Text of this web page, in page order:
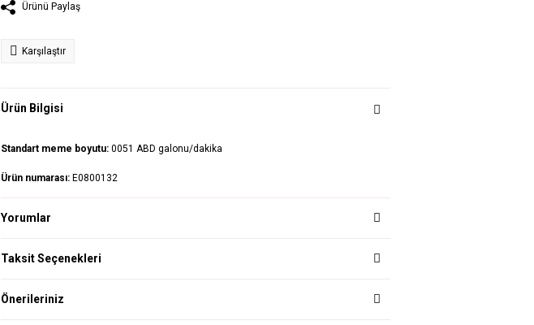
Ürünü Paylaş
Karşılaştır
Ürün Bilgisi
Standart meme boyutu: 0051 ABD galonu/dakika
Ürün numarası: E0800132
Yorumlar
Taksit Seçenekleri
Önerileriniz